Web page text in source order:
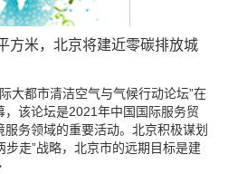
方米，北京将建近零碳排放城
大都市清洁空气与气候行动论坛”在
，该论坛是2021年中国国际服务贸
务领域的重要活动。北京积极谋划
步走”战略，北京市的远期目标是建